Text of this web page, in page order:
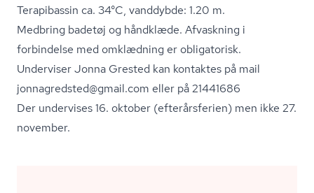
Terapibassin ca. 34°C, vanddybde: 1.20 m.
Medbring badetøj og håndklæde. Afvaskning i
forbindelse med omklædning er obligatorisk.
Underviser Jonna Grested kan kontaktes på mail
jonnagredsted@gmail.com eller på 21441686
Der undervises 16. oktober (efterårsferien) men ikke 27.
november.